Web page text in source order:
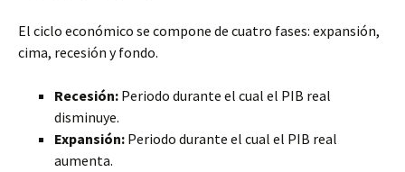
El ciclo económico se compone de cuatro fases: expansión,
cima, recesión y fondo.
Recesión: Periodo durante el cual el PIB real
disminuye.
Expansión: Periodo durante el cual el PIB real
aumenta.